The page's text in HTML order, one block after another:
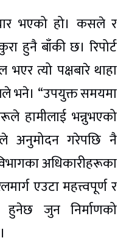
भएको हो। कसले र
हुनै बाँकी छ। रिपोर्ट
त्यो पक्षबारे थाहा
भने। “उपयुक्त समयमा
हामीलाई भन्नुभएको
अनुमोदन गरेपछि नै
अधिकारीहरूका
एउटा महत्त्वपूर्ण र
जुन निर्माणको